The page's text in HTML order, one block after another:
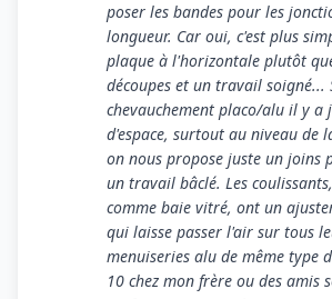
poser les bandes pour les
longueur. Car oui, c'est plus
plaque à l'horizontale plutôt
découpes et un travail soigné...
chevauchement placo/alu il y a
d'espace, surtout au niveau de
on nous propose juste un joins
un travail bâclé. Les
comme baie vitré, ont un
qui laisse passer l'air sur tous
menuiseries alu de même type
10 chez mon frère ou des amis